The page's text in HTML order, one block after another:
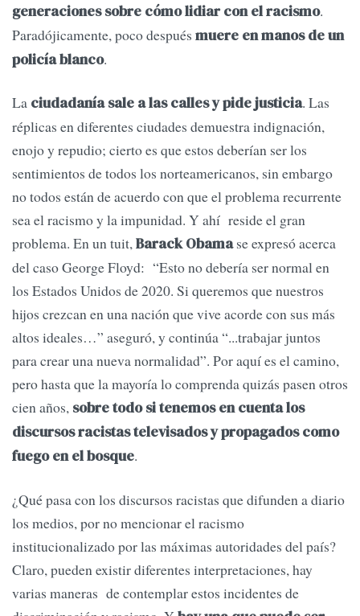
generaciones sobre cómo lidiar con el racismo.
Paradójicamente, poco después muere en manos de un
policía blanco.
La ciudadanía sale a las calles y pide justicia. Las
réplicas en diferentes ciudades demuestra indignación,
enojo y repudio; cierto es que estos deberían ser los
sentimientos de todos los norteamericanos, sin embargo
no todos están de acuerdo con que el problema recurrente
sea el racismo y la impunidad. Y ahí reside el gran
problema. En un tuit,Barack Obamase expresó acerca
del caso George Floyd: “Esto no debería ser normal en
los Estados Unidos de 2020. Si queremos que nuestros
hijos crezcan en una nación que vive acorde con sus más
altos ideales…” aseguró, y continúa “...trabajar juntos
para crear una nueva normalidad”. Por aquí es el camino,
pero hasta que la mayoría lo comprenda quizás pasen otros
cien años, sobre todo si tenemos en cuenta los
discursos racistas televisados y propagados como
fuego en el bosque.
¿Qué pasa con los discursos racistas que difunden a diario
los medios, por no mencionar el racismo
institucionalizado por las máximas autoridades del país?
Claro, pueden existir diferentes interpretaciones, hay
varias maneras de contemplar estos incidentes de